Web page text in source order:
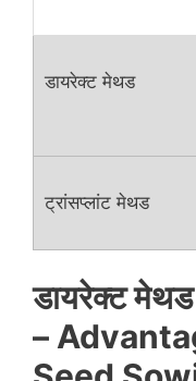
डायरेक्ट
–